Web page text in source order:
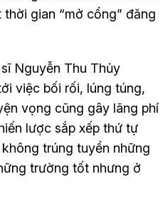
gian “mở cổng” đăng
Nguyễn Thu Thủy
việc bối rối, lúng túng,
vọng cũng gây lãng phí
lược sắp xếp thứ tự
trúng tuyển những
trường tốt nhưng ở